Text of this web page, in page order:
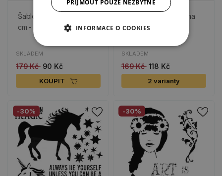
Šablona Aladine, 28x28
cm - Tukan
SKLADEM
179 Kč 90 Kč
KOUPIT
Šablona TCW - Drama
Llama
SKLADEM
169 Kč 118 Kč
2 varianty
-30% -30%
PŘIJMOUT POUZE NEZBYTNÉ
INFORMACE O COOKIES